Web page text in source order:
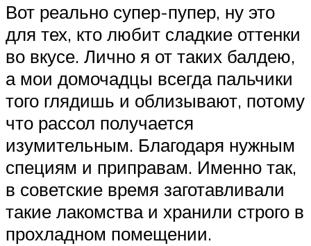
Вот реально супер-пупер, ну это
для тех, кто любит сладкие оттенки
во вкусе. Лично я от таких балдею,
а мои домочадцы всегда пальчики
того глядишь и облизывают, потому
что рассол получается
изумительным. Благодаря нужным
специям и приправам. Именно так,
в советские время заготавливали
такие лакомства и хранили строго в
прохладном помещении.